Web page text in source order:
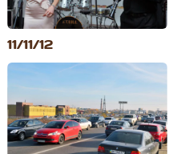
11/11/12